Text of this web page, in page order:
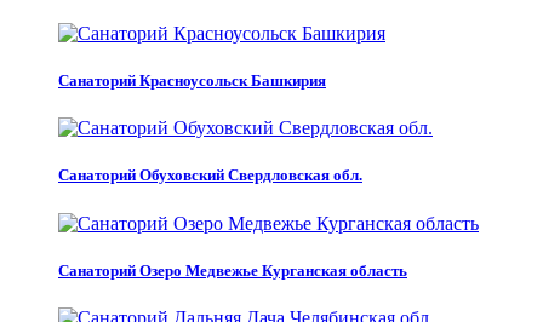
Санаторий Красноусольск Башкирия
Санаторий Обуховский Свердловская обл.
Санаторий Озеро Медвежье Курганская область